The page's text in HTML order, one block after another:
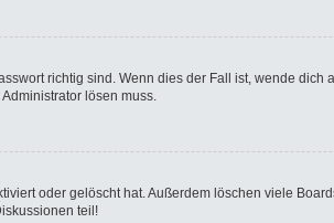
richtig sind. Wenn dies der Fall ist, wende
lösen muss.
oder gelöscht hat. Außerdem löschen viele
teil!